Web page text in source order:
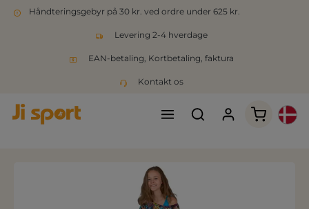
Håndteringsgebyr på 30 kr. ved ordre under 625 kr.
Levering 2-4 hverdage
EAN-betaling, Kortbetaling, faktura
Kontakt os